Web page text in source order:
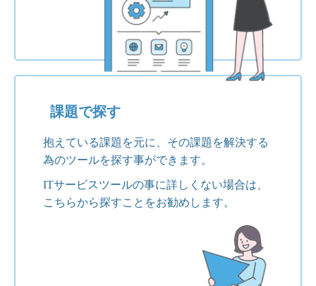
課題で探す
抱えている課題を元に、その課題を解決する
為のツールを探す事ができます。
ITサービスツールの事に詳しくない場合は、
こちらから探すことをお勧めします。